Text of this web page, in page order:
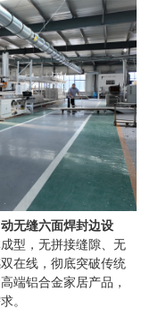
无缝六面焊封边设
型，无拼接缝隙、无
在线，彻底突破传统
端铝合金家居产品，
。